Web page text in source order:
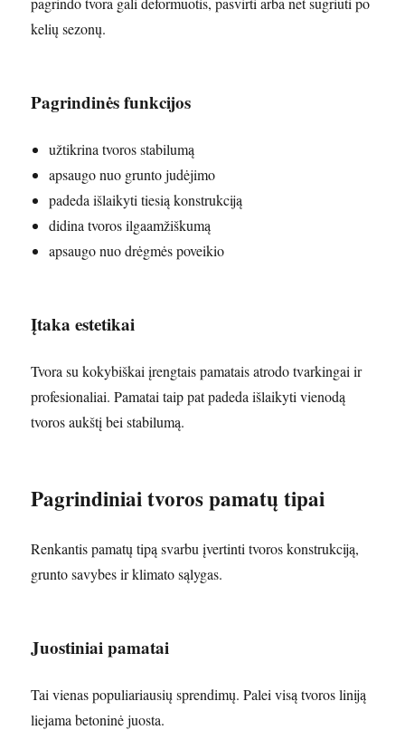
kelių sezonų.
Pagrindinės funkcijos
užtikrina tvoros stabilumą
apsaugo nuo grunto judėjimo
padeda išlaikyti tiesią konstrukciją
didina tvoros ilgaamžiškumą
apsaugo nuo drėgmės poveikio
Įtaka estetikai
Tvora su kokybiškai įrengtais pamatais atrodo tvarkingai ir
profesionaliai. Pamatai taip pat padeda išlaikyti vienodą
tvoros aukštį bei stabilumą.
Pagrindiniai tvoros pamatų tipai
Renkantis pamatų tipą svarbu įvertinti tvoros konstrukciją,
grunto savybes ir klimato sąlygas.
Juostiniai pamatai
Tai vienas populiariausių sprendimų. Palei visą tvoros liniją
liejama betoninė juosta.